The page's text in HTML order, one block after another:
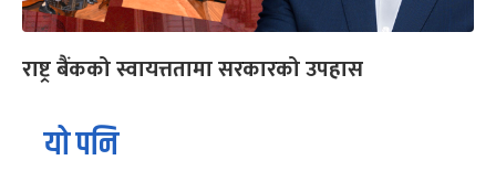
राष्ट्र बैंकको स्वायत्ततामा सरकारको उपहास
यो पनि